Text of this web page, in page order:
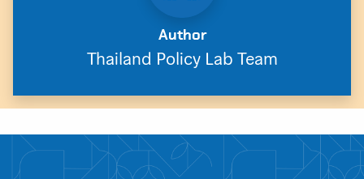
Author
Thailand Policy Lab Team